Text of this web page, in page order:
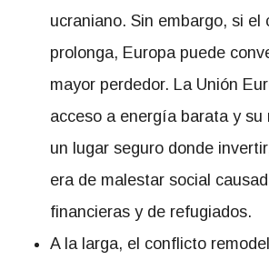
ucraniano. Sin embargo, si el
prolonga, Europa puede
mayor perdedor. La Unión
acceso a energía barata y su
un lugar seguro donde
era de malestar social
financieras y de refugiados.
A la larga, el conflicto